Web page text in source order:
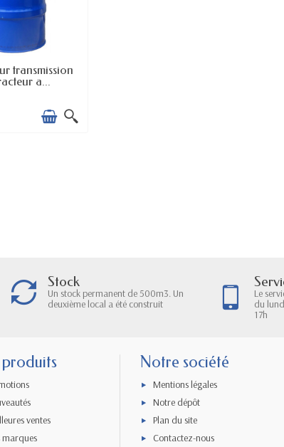
STOCK
transmission
a...
Stock
Un stock permanent de 500m3. Un
deuxième local a été construit
Le
du
17h
ventes
marques
Notre société
Mentions légales
Notre dépôt
Plan du site
Contactez-nous